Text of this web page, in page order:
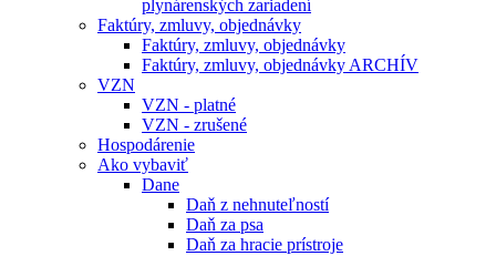
plynárenských zariadení
Faktúry, zmluvy, objednávky
Faktúry, zmluvy, objednávky
Faktúry, zmluvy, objednávky ARCHÍV
VZN
VZN - platné
VZN - zrušené
Hospodárenie
Ako vybaviť
Dane
Daň z nehnuteľností
Daň za psa
Daň za hracie prístroje